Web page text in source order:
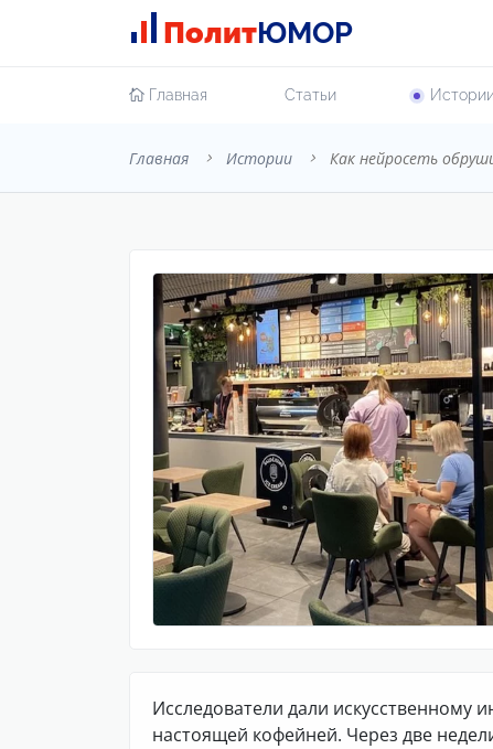
ПолитЮМОР
Главная Cтатьи
Главная Истории Как нейросеть
Исследователи дали искусственному
настоящей кофейней. Через две